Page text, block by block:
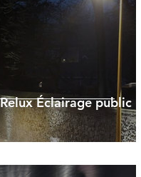
Éclairage public